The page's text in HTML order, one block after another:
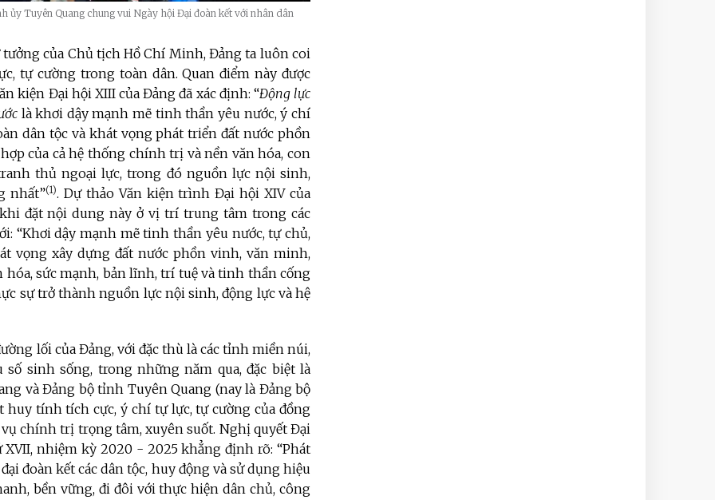
ủy Tuyên Quang chung vui Ngày hội Đại đoàn kết với nhân dân
của Chủ tịch Hồ Chí Minh, Đảng ta luôn coi
tự cường trong toàn dân. Quan điểm này được
kiện Đại hội XIII của Đảng đã xác định: “Động lực
là khơi dậy mạnh mẽ tinh thần yêu nước, ý chí
dân tộc và khát vọng phát triển đất nước phồn
của cả hệ thống chính trị và nền văn hóa, con
thủ ngoại lực, trong đó nguồn lực nội sinh,
nhất”(1). Dự thảo Văn kiện trình Đại hội XIV của
đặt nội dung này ở vị trí trung tâm trong các
“Khơi dậy mạnh mẽ tinh thần yêu nước, tự chủ,
vọng xây dựng đất nước phồn vinh, văn minh,
sức mạnh, bản lĩnh, trí tuệ và tinh thần cống
sự trở thành nguồn lực nội sinh, động lực và hệ
lối của Đảng, với đặc thù là các tỉnh miền núi,
sinh sống, trong những năm qua, đặc biệt là
và Đảng bộ tỉnh Tuyên Quang (nay là Đảng bộ
tính tích cực, ý chí tự lực, tự cường của đồng
chính trị trọng tâm, xuyên suốt. Nghị quyết Đại
nhiệm kỳ 2020 - 2025 khẳng định rõ: “Phát
đoàn kết các dân tộc, huy động và sử dụng hiệu
bền vững, đi đôi với thực hiện dân chủ, công